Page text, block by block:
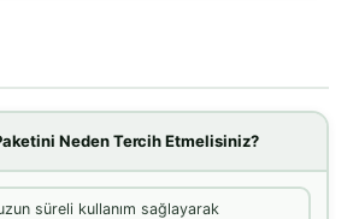
Neden Tercih Etmelisiniz?
süreli kullanım sağlayarak